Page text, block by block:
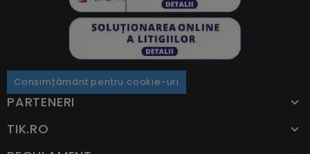
Consimțământ pentru cookie-uri
PARTENERI
TIK.RO